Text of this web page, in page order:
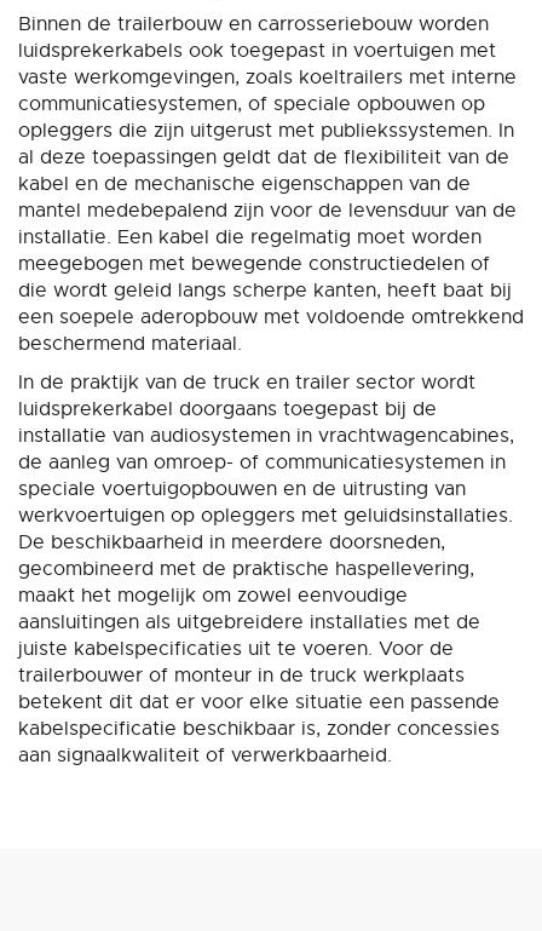
Binnen de trailerbouw en carrosseriebouw worden
luidsprekerkabels ook toegepast in voertuigen met
vaste werkomgevingen, zoals koeltrailers met interne
communicatiesystemen, of speciale opbouwen op
opleggers die zijn uitgerust met publiekssystemen. In
al deze toepassingen geldt dat de flexibiliteit van de
kabel en de mechanische eigenschappen van de
mantel medebepalend zijn voor de levensduur van de
installatie. Een kabel die regelmatig moet worden
meegebogen met bewegende constructiedelen of
die wordt geleid langs scherpe kanten, heeft baat bij
een soepele aderopbouw met voldoende omtrekkend
beschermend materiaal.
In de praktijk van de truck en trailer sector wordt
luidsprekerkabel doorgaans toegepast bij de
installatie van audiosystemen in vrachtwagencabines,
de aanleg van omroep- of communicatiesystemen in
speciale voertuigopbouwen en de uitrusting van
werkvoertuigen op opleggers met geluidsinstallaties.
De beschikbaarheid in meerdere doorsneden,
gecombineerd met de praktische haspellevering,
maakt het mogelijk om zowel eenvoudige
aansluitingen als uitgebreidere installaties met de
juiste kabelspecificaties uit te voeren. Voor de
trailerbouwer of monteur in de truck werkplaats
betekent dit dat er voor elke situatie een passende
kabelspecificatie beschikbaar is, zonder concessies
aan signaalkwaliteit of verwerkbaarheid.